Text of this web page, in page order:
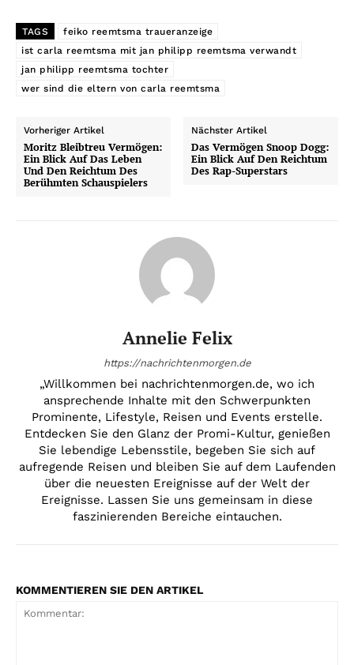
TAGS
feiko reemtsma traueranzeige
ist carla reemtsma mit jan philipp reemtsma verwandt
jan philipp reemtsma tochter
wer sind die eltern von carla reemtsma
Vorheriger Artikel
Moritz Bleibtreu Vermögen:
Ein Blick Auf Das Leben
Und Den Reichtum Des
Berühmten Schauspielers
Nächster Artikel
Das Vermögen Snoop Dogg:
Ein Blick Auf Den Reichtum
Des Rap-Superstars
Annelie Felix
https://nachrichtenmorgen.de
„Willkommen bei nachrichtenmorgen.de, wo ich
ansprechende Inhalte mit den Schwerpunkten
Prominente, Lifestyle, Reisen und Events erstelle.
Entdecken Sie den Glanz der Promi-Kultur, genießen
Sie lebendige Lebensstile, begeben Sie sich auf
aufregende Reisen und bleiben Sie auf dem Laufenden
über die neuesten Ereignisse auf der Welt der
Ereignisse. Lassen Sie uns gemeinsam in diese
faszinierenden Bereiche eintauchen.
KOMMENTIEREN SIE DEN ARTIKEL